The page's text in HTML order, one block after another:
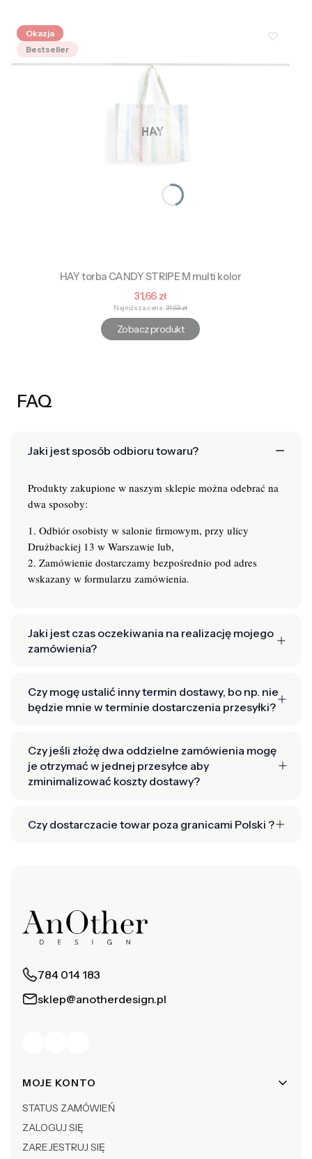
Okazja
Bestseller
HAY torba CANDY STRIPE M multi kolor
Cena promocyjna
31,66 zł
Najniższa cena: 31,63 zł
Zobacz produkt
FAQ
Jaki jest sposób odbioru towaru?
Produkty zakupione w naszym sklepie można odebrać na
dwa sposoby:
1. Odbiór osobisty w salonie firmowym, przy ulicy
Drużbackiej 13 w Warszawie lub,
2. Zamówienie dostarczamy bezpośrednio pod adres
wskazany w formularzu zamówienia.
Jaki jest czas oczekiwania na realizację mojego
zamówienia?
Czy mogę ustalić inny termin dostawy, bo np. nie
będzie mnie w terminie dostarczenia przesyłki?
Czy jeśli złożę dwa oddzielne zamówienia mogę
je otrzymać w jednej przesyłce aby
zminimalizować koszty dostawy?
Czy dostarczacie towar poza granicami Polski ?
784 014 183
sklep@anotherdesign.pl
Linki w stopce
MOJE KONTO
STATUS ZAMÓWIEŃ
ZALOGUJ SIĘ
ZAREJESTRUJ SIĘ